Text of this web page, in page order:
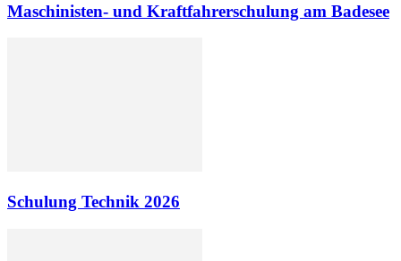
Maschinisten- und Kraftfahrerschulung am Badesee
Schulung Technik 2026